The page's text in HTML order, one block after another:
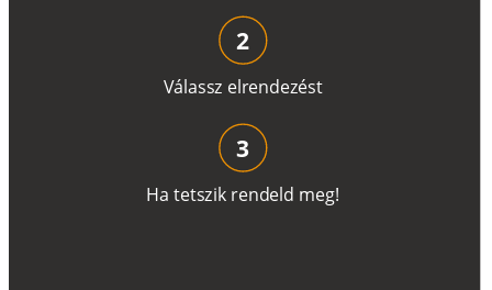
Válassz elrendezést
2
Ha tetszik rendeld meg!
3